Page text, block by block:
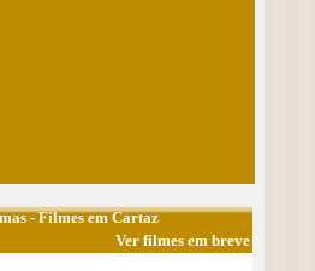
- Filmes em Cartaz
Ver filmes em breve